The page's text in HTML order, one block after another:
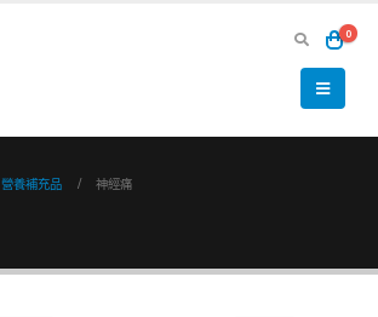
0
營養補充品 神經痛